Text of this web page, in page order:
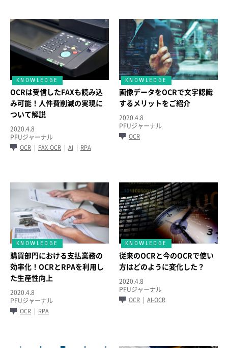
OCRは受信したFAXも読み込
み可能！人件費削減の実現に
ついて解説
2020.4.8
PFUジャーナル
OCR FAX-OCR AI RPA
画像データをOCRで文字認識
するメリットをご紹介
2020.4.8
PFUジャーナル
OCR
購買部門における支払業務の
効率化！OCRとRPAを利用し
た生産性向上
2020.4.8
PFUジャーナル
OCR RPA
従来のOCRと今のOCRで使い
方はどのように変化した？
2020.4.8
PFUジャーナル
OCR AI-OCR